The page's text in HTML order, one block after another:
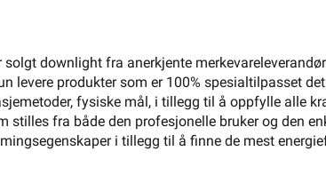
downlight fra anerkjente
levere produkter som er 100% spesialtilpasset
fysiske mål, i tillegg til å oppfylle alle
stilles fra både den profesjonelle bruker og den
i tillegg til å finne de mest